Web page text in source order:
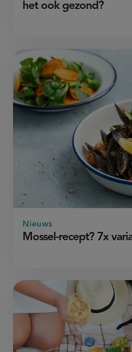
het ook gezond?
Mossel-recept? 7x
Nieuws